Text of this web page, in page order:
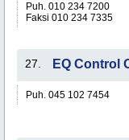
Puh. 010 234 7200
Faksi 010 234 7335
27. EQ Control
Puh. 045 102 7454